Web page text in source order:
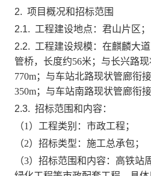
2. 项目概况和招标范围
2.1. 工程建设地点： 君山片区 ；
2.2. 工程建设规模： 在麒麟大
管桥，长度约56米；与长兴路
770m；与车站北路现状管廊衔
350m；与车站南路现状管廊衔接
2.3. 招标范围和内容：
（1）工程类别： 市政工程 ；
（2）招标类型： 施工总承包；
（3）招标范围和内容： 高铁站